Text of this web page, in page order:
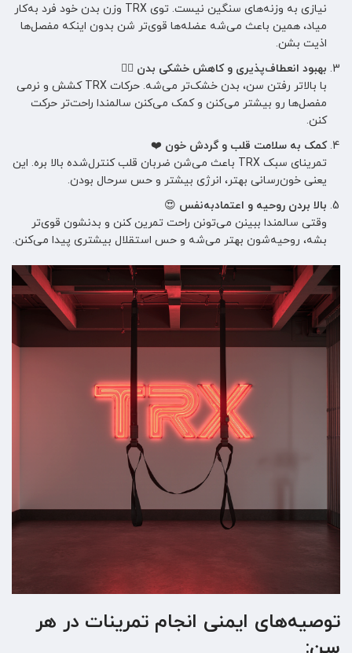
نیازی به وزنه‌های سنگین نیست. توی TRX وزن بدن خود فرد به‌کار
میاد، همین باعث می‌شه عضله‌ها قوی‌تر شن بدون اینکه مفصل‌ها
اذیت بشن.
بهبود انعطاف‌پذیری و کاهش خشکی بدن 🤸‍♂️
با بالاتر رفتن سن، بدن خشک‌تر می‌شه. حرکات TRX کشش و نرمی
مفصل‌ها رو بیشتر می‌کنن و کمک می‌کنن سالمندا راحت‌تر حرکت
کنن.
کمک به سلامت قلب و گردش خون ❤️
تمرینای سبک TRX باعث می‌شن ضربان قلب کنترل‌شده بالا بره. این
یعنی خون‌رسانی بهتر، انرژی بیشتر و حس سرحال بودن.
بالا بردن روحیه و اعتمادبه‌نفس 😍
وقتی سالمندا ببینن می‌تونن راحت تمرین کنن و بدنشون قوی‌تر
بشه، روحیه‌شون بهتر می‌شه و حس استقلال بیشتری پیدا می‌کنن.
توصیه‌های ایمنی انجام تمرینات در هر